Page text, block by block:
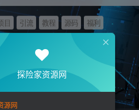
目 引流 教程 源码 福利
探险家资源网
源网